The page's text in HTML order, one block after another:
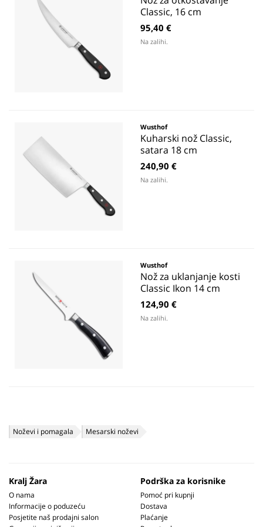
Classic, 16 cm
95,40 €
Na zalihi.
Wusthof
Kuharski nož Classic,
satara 18 cm
240,90 €
Na zalihi.
Wusthof
Nož za uklanjanje kosti
Classic Ikon 14 cm
124,90 €
Na zalihi.
Noževi i pomagala Mesarski noževi
Kralj Žara
O nama
Informacije o poduzeću
Posjetite naš prodajni salon
Podrška za korisnike
Pomoć pri kupnji
Dostava
Plaćanje